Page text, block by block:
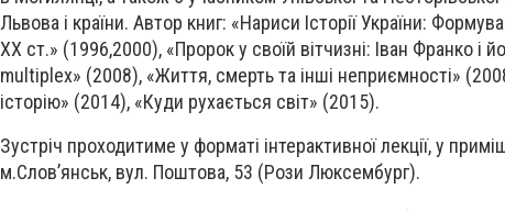
Львова і країни. Автор книг: «Нариси Історії України:
XX ст.» (1996,2000), «Пророк у своїй вітчизні: Іван Франко і
multiplex» (2008), «Життя, смерть та інші неприємності»
історію» (2014), «Куди рухається світ» (2015).
Зустріч проходитиме у форматі інтерактивної лекції, у
м.Слов’янськ, вул. Поштова, 53 (Рози Люксембург).